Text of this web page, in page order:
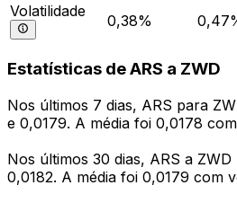
Volatilidade
0,38%
Estatísticas de ARS a ZWD
Nos últimos 7 dias, ARS para
e 0,0179. A média foi 0,0178
Nos últimos 30 dias, ARS a
0,0182. A média foi 0,0179 com